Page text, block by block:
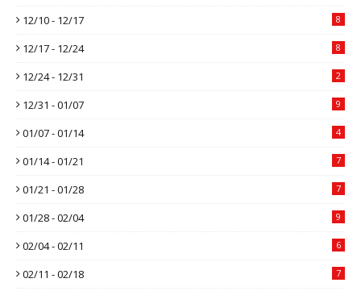
12/10 - 12/17 8
12/17 - 12/24 8
12/24 - 12/31 2
12/31 - 01/07 9
01/07 - 01/14 4
01/14 - 01/21 7
01/21 - 01/28 7
01/28 - 02/04 9
02/04 - 02/11 6
02/11 - 02/18 7